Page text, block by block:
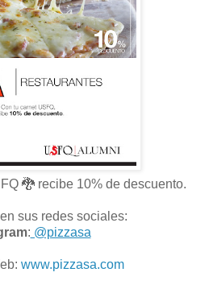
🐉 recibe 10% de descuento.
sus redes sociales:
: @pizzasa
www.pizzasa.com